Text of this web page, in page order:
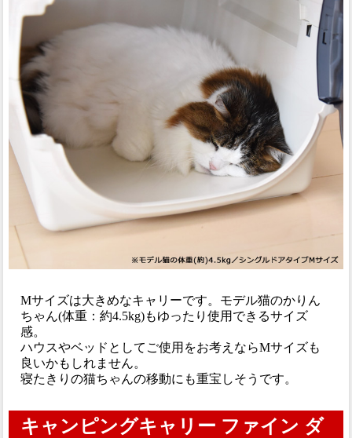
Mサイズは大きめなキャリーです。モデル猫のかりん
ちゃん(体重：約4.5kg)もゆったり使用できるサイズ
感。
ハウスやベッドとしてご使用をお考えならMサイズも
良いかもしれません。
寝たきりの猫ちゃんの移動にも重宝しそうです。
キャンピングキャリー ファイン ダ